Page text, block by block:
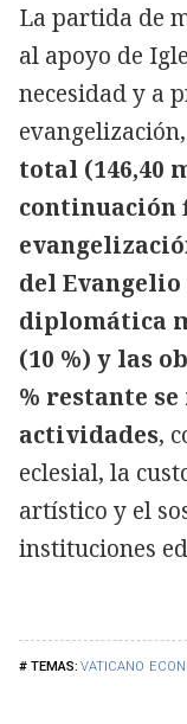
VATICANO
La partida de
al apoyo de
necesidad y a
total (146,40
continuación
del Evangelio
diplomática
(10 %) y las
% restante
actividades,
eclesial, la
artístico y el
instituciones